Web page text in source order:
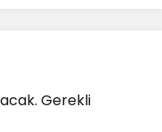
Gerekli